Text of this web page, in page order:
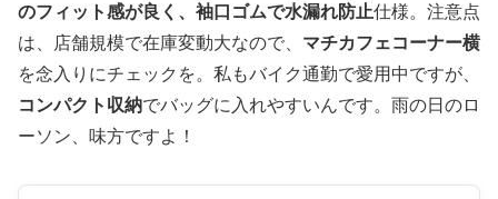
のフィット感が良く、袖口ゴムで水漏れ防止仕様。注意点
は、店舗規模で在庫変動大なので、 マチカフェコーナー横
を念入りにチェックを。私もバイク通勤で愛用中ですが、
コンパクト収納でバッグに入れやすいんです。雨の日のロ
ーソン、味方ですよ！